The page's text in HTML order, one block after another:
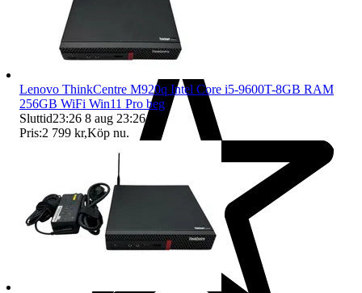
Lenovo ThinkCentre M920q Intel Core i5-9600T-8GB RAM
256GB WiFi Win11 Pro beg
Sluttid23:26 8 aug 23:26.
Pris:2 799 kr,Köp nu.